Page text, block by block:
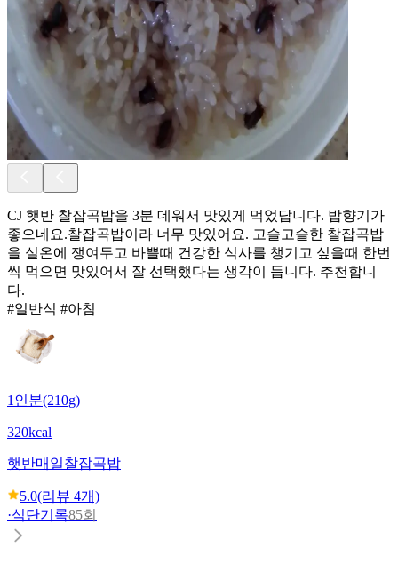
CJ 햇반 찰잡곡밥을 3분 데워서 맛있게 먹었답니다. 밥향기가
좋으네요.찰잡곡밥이라 너무 맛있어요. 고슬고슬한 찰잡곡밥
을 실온에 쟁여두고 바쁠때 건강한 식사를 챙기고 싶을때 한번
씩 먹으면 맛있어서 잘 선택했다는 생각이 듭니다. 추천합니
다.
#일반식 #아침
1인분(210g)
320kcal
햇반매일찰잡곡밥
5.0(리뷰 4개)
·식단기록85회